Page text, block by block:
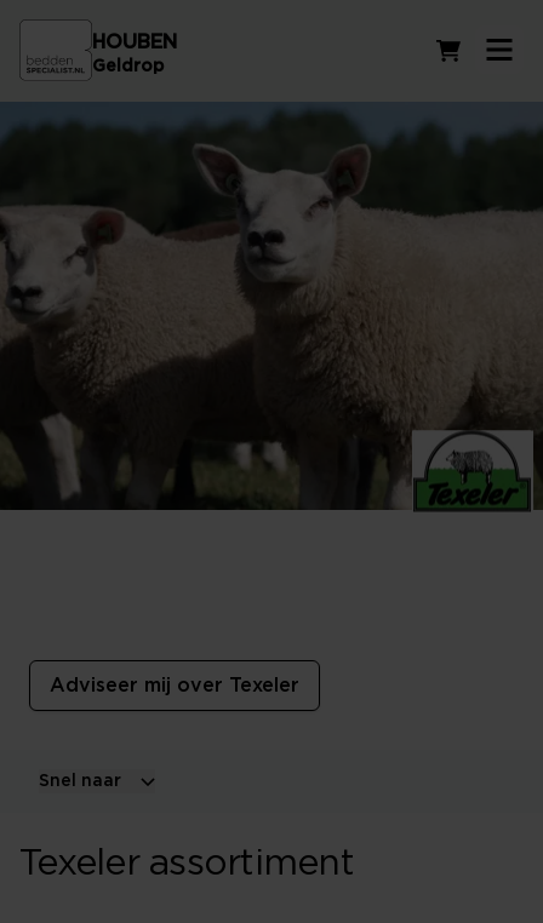
HOUBEN
Geldrop
Adviseer mij over Texeler
Snel naar
Texeler assortiment